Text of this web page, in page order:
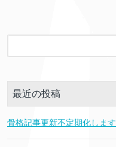
最近の投稿
骨格記事更新不定期化します